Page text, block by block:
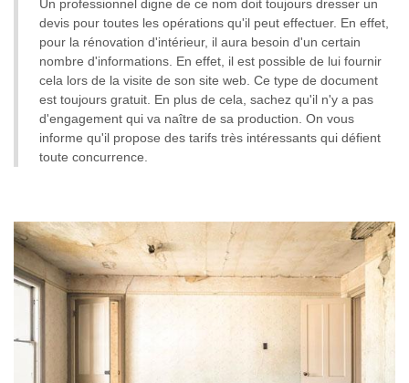
Un professionnel digne de ce nom doit toujours dresser un
devis pour toutes les opérations qu'il peut effectuer. En effet,
pour la rénovation d'intérieur, il aura besoin d'un certain
nombre d'informations. En effet, il est possible de lui fournir
cela lors de la visite de son site web. Ce type de document
est toujours gratuit. En plus de cela, sachez qu'il n'y a pas
d'engagement qui va naître de sa production. On vous
informe qu'il propose des tarifs très intéressants qui défient
toute concurrence.